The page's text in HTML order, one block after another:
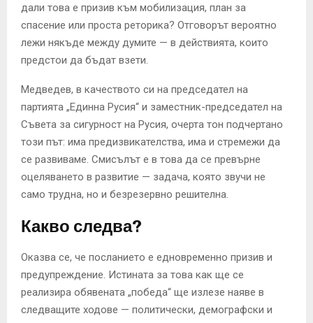
дали това е призив към мобилизация, план за
спасение или проста реторика? Отговорът вероятно
лежи някъде между думите — в действията, които
предстои да бъдат взети.
Медведев, в качеството си на председател на
партията „Единна Русия“ и заместник-председател на
Съвета за сигурност на Русия, очерта тон подчертано
този път: има предизвикателства, има и стремежи да
се развиваме. Смисълът е в това да се превърне
оцеляването в развитие — задача, която звучи не
само трудна, но и безрезервно решителна.
Какво следва?
Оказва се, че посланието е едновременно призив и
предупреждение. Истината за това как ще се
реализира обявената „победа“ ще излезе наяве в
следващите ходове — политически, демографски и